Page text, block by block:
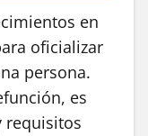
en
oficializar
persona.
es
requisitos